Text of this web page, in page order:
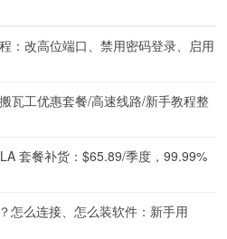
：改高位端口、禁用密码登录、启用
瓦工优惠套餐/高速线路/新手教程整
套餐补货：$65.89/季度，99.99%
怎么连接、怎么装软件：新手用